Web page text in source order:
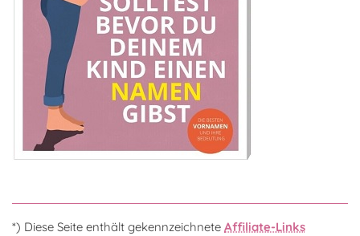
*) Diese Seite enthält gekennzeichnete Affiliate-Links